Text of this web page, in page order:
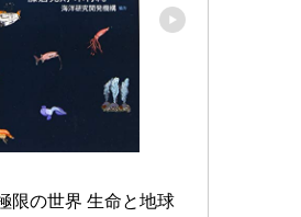
の世界 生命と地球